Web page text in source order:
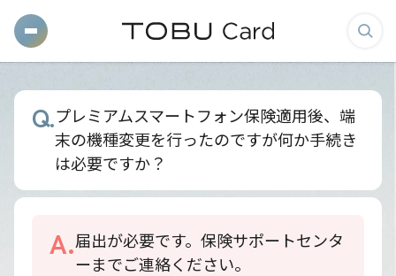
メ
ニ
ュ
ー
く
検
索
画
示
Q.プレミアムスマートフォン保険適用後、端
末の機種変更を行ったのですが何か手続き
は必要ですか？
A.届出が必要です。保険サポートセンタ
ーまでご連絡ください。